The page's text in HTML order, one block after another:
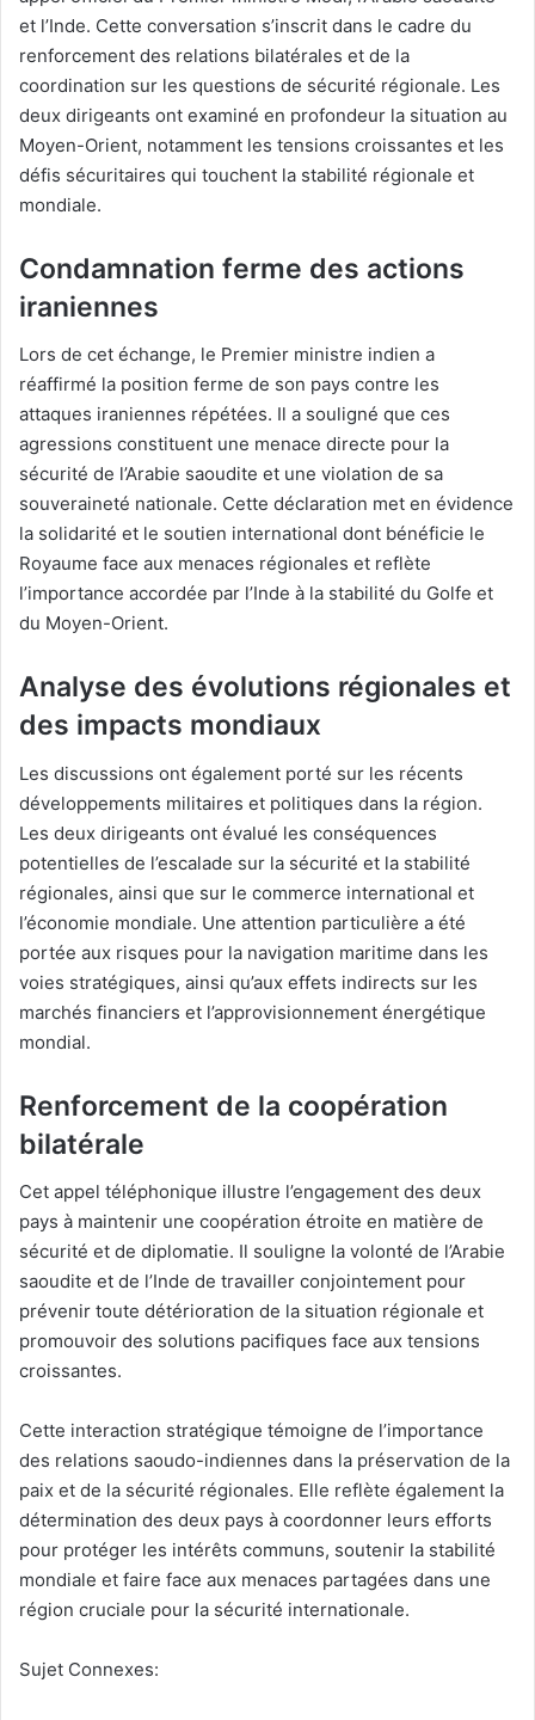
et l’Inde. Cette conversation s’inscrit dans le cadre du
renforcement des relations bilatérales et de la
coordination sur les questions de sécurité régionale. Les
deux dirigeants ont examiné en profondeur la situation au
Moyen-Orient, notamment les tensions croissantes et les
défis sécuritaires qui touchent la stabilité régionale et
mondiale.
Condamnation ferme des actions
iraniennes
Lors de cet échange, le Premier ministre indien a
réaffirmé la position ferme de son pays contre les
attaques iraniennes répétées. Il a souligné que ces
agressions constituent une menace directe pour la
sécurité de l’Arabie saoudite et une violation de sa
souveraineté nationale. Cette déclaration met en évidence
la solidarité et le soutien international dont bénéficie le
Royaume face aux menaces régionales et reflète
l’importance accordée par l’Inde à la stabilité du Golfe et
du Moyen-Orient.
Analyse des évolutions régionales et
des impacts mondiaux
Les discussions ont également porté sur les récents
développements militaires et politiques dans la région.
Les deux dirigeants ont évalué les conséquences
potentielles de l’escalade sur la sécurité et la stabilité
régionales, ainsi que sur le commerce international et
l’économie mondiale. Une attention particulière a été
portée aux risques pour la navigation maritime dans les
voies stratégiques, ainsi qu’aux effets indirects sur les
marchés financiers et l’approvisionnement énergétique
mondial.
Renforcement de la coopération
bilatérale
Cet appel téléphonique illustre l’engagement des deux
pays à maintenir une coopération étroite en matière de
sécurité et de diplomatie. Il souligne la volonté de l’Arabie
saoudite et de l’Inde de travailler conjointement pour
prévenir toute détérioration de la situation régionale et
promouvoir des solutions pacifiques face aux tensions
croissantes.
Cette interaction stratégique témoigne de l’importance
des relations saoudo-indiennes dans la préservation de la
paix et de la sécurité régionales. Elle reflète également la
détermination des deux pays à coordonner leurs efforts
pour protéger les intérêts communs, soutenir la stabilité
mondiale et faire face aux menaces partagées dans une
région cruciale pour la sécurité internationale.
Sujet Connexes: